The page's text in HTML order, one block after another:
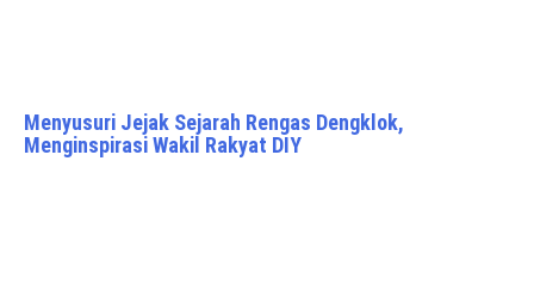
Menyusuri Jejak Sejarah Rengas Dengklok,
Menginspirasi Wakil Rakyat DIY